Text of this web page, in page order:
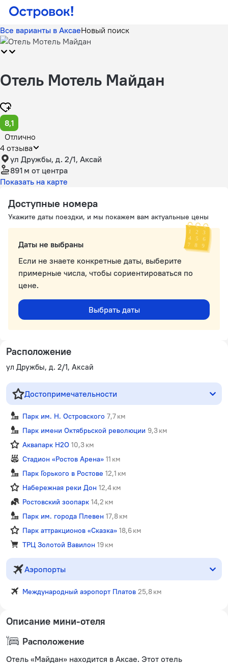
Все варианты в АксаеНовый поиск
Отель Мотель Майдан
8,1
Отлично
4 отзыва
ул Дружбы, д. 2/1, Аксай
891 м от центра
Показать на карте
Доступные номера
Укажите даты поездки, и мы покажем вам актуальные цены
Даты не выбраны
Если не знаете конкретные даты, выберите
примерные числа, чтобы сориентироваться по
цене.
Выбрать даты
Расположение
ул Дружбы, д. 2/1, Аксай
Достопримечательности
Парк им. Н. Островского 7,7 км
Парк имени Октябрьской революции 9,3 км
Аквапарк H2О 10,3 км
Стадион «Ростов Арена» 11 км
Парк Горького в Ростове 12,1 км
Набережная реки Дон 12,4 км
Ростовский зоопарк 14,2 км
Парк им. города Плевен 17,8 км
Парк аттракционов «Сказка» 18,6 км
ТРЦ Золотой Вавилон 19 км
Аэропорты
Международный аэропорт Платов 25,8 км
Описание мини-отеля
Расположение
Отель «Майдан» находится в Аксае. Этот отель